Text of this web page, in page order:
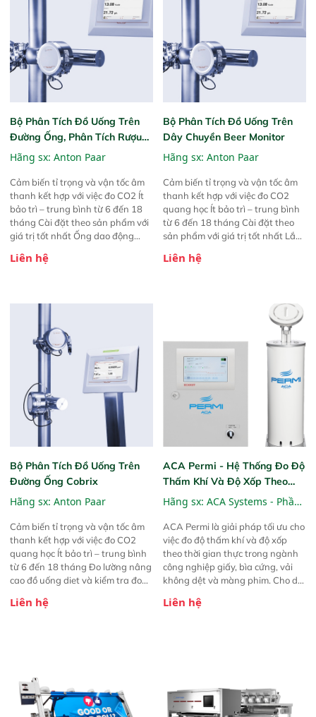
Bộ Phân Tích Đồ Uống Trên
Đường Ống, Phân Tích Rượu
Wine Monitor
Hãng sx: Anton Paar
Cảm biến tỉ trọng và vận tốc âm
thanh kết hợp với việc đo CO2 Ít
bảo trì – trung bình từ 6 đến 18
tháng Cài đặt theo sản phẩm với
giá trị tốt nhất Ống dao động
Liên hệ
Bộ Phân Tích Đồ Uống Trên
Dây Chuyền Beer Monitor
Hãng sx: Anton Paar
Cảm biến tỉ trọng và vận tốc âm
thanh kết hợp với việc đo CO2
quang học Ít bảo trì – trung bình
từ 6 đến 18 tháng Cài đặt theo
sản phẩm với giá trị tốt nhất Lắp
Liên hệ
Bộ Phân Tích Đồ Uống Trên
Đường Ống Cobrix
Hãng sx: Anton Paar
Cảm biến tỉ trọng và vận tốc âm
thanh kết hợp với việc đo CO2
quang học Ít bảo trì – trung bình
từ 6 đến 18 tháng Đo lường nâng
cao đồ uống diet và kiểm tra đo
giá trị tốt nhất Tùy chọn lắp đặt
Liên hệ
ACA Permi - Hệ Thống Đo Độ
Thấm Khí Và Độ Xốp Theo
Thời Gian Thực
Hãng sx: ACA Systems - Phần
ACA Permi là giải pháp tối ưu cho
việc đo độ thấm khí và độ xốp
theo thời gian thực trong ngành
công nghiệp giấy, bìa cứng, vải
không dệt và màng phim. Cho dù
bao tải, giấy lọc hay màng ngăn
Liên hệ